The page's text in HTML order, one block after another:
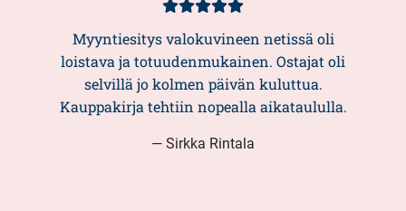
Kundbetyg
5/5
Myyntiesitys valokuvineen netissä oli
loistava ja totuudenmukainen. Ostajat oli
selvillä jo kolmen päivän kuluttua.
Kauppakirja tehtiin nopealla aikataululla.
— Sirkka Rintala